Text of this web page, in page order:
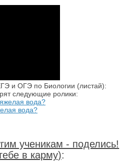
и ОГЭ по Биологии (листай):
следующие ролики:
вода?
ученикам - поделись!
в карму):